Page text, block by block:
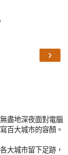
›
盡地深夜面對電腦
百大城市的容顏。
大城市留下足跡，